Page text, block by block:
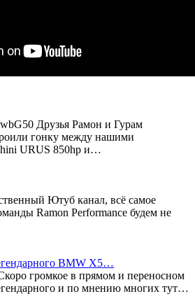
Друзья Рамон и Гурам
гонку между нашими
URUS 850hp и…
Ютуб канал, всё самое
Ramon Performance будем не
BMW X5…
громкое в прямом и переносном
и по мнению многих тут…